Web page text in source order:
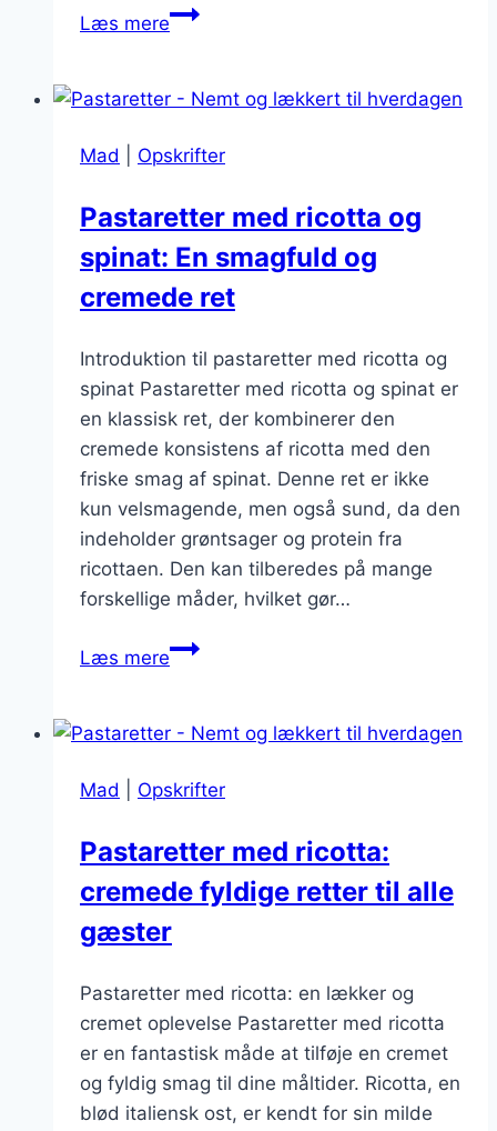
Læs merePastaretter
til
hurtig
Mad Opskrifter
Pastaretter med ricotta og
spinat: En smagfuld og
cremede ret
Introduktion til pastaretter med ricotta og
spinat Pastaretter med ricotta og spinat er
en klassisk ret, der kombinerer den
cremede konsistens af ricotta med den
friske smag af spinat. Denne ret er ikke
kun velsmagende, men også sund, da den
indeholder grøntsager og protein fra
ricottaen. Den kan tilberedes på mange
forskellige måder, hvilket gør…
Læs merePastaretter
og
En
og
cremede
Mad Opskrifter
Pastaretter med ricotta:
cremede fyldige retter til alle
gæster
Pastaretter med ricotta: en lækker og
cremet oplevelse Pastaretter med ricotta
er en fantastisk måde at tilføje en cremet
og fyldig smag til dine måltider. Ricotta, en
blød italiensk ost, er kendt for sin milde